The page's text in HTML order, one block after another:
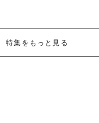
集
特集をもっと見る